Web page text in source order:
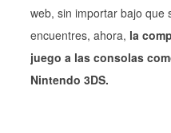
web, sin importar bajo que
encuentres, ahora, la
juego a las consolas
Nintendo 3DS.